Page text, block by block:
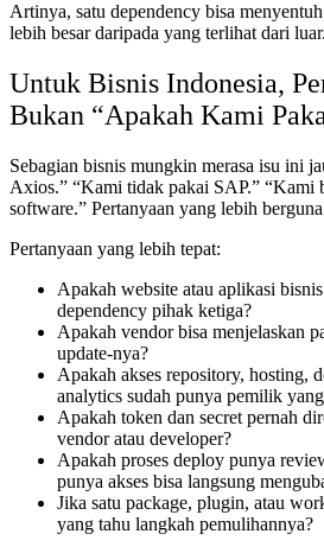
Artinya, satu dependency bisa
lebih besar daripada yang terlihat dari luar.
Untuk Bisnis Indonesia,
Bukan “Apakah Kami
Sebagian bisnis mungkin merasa isu ini
Axios.” “Kami tidak pakai SAP.” “Kami
software.” Pertanyaan yang lebih
Pertanyaan yang lebih tepat:
Apakah website atau aplikasi
dependency pihak ketiga?
Apakah vendor bisa menjelaskan
update-nya?
Apakah akses repository, hosting,
analytics sudah punya pemilik
Apakah token dan secret pernah
vendor atau developer?
Apakah proses deploy punya
punya akses bisa langsung
Jika satu package, plugin, atau
yang tahu langkah pemulihannya?